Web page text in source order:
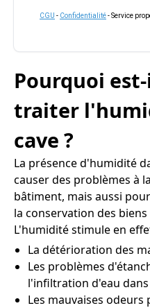
CGU - Confidentialité- Service
Pourquoi
traiter
cave ?
La présence d'humidité
causer des problèmes à
bâtiment, mais aussi
la conservation des
L'humidité stimule en
La détérioration des
Les problèmes
l'infiltration d'eau
Les mauvaises odeurs